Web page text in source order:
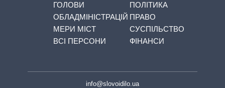
ГОЛОВИ
ОБЛАДМІНІСТРАЦІЙ
МЕРИ МІСТ
ВСІ ПЕРСОНИ
ПОЛІТИКА
ПРАВО
СУСПІЛЬСТВО
ФІНАНСИ
info@slovoidilo.ua